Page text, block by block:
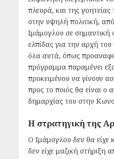
πλευρά, και της γοητείας
στην υψηλή πολιτική,
Ιμάμογλου σε σημαντική
ελπίδας για την αρχή
όλα αυτά, όπως
πρόγραμμα παραμένει
προκειμένου να γίνουν
προς το ποιός θα είναι ο
δημαρχίας του στην
Η στρατηγική της
Ο Ιμάμογλου δεν θα είχε
δεν είχε μαζική στήριξη